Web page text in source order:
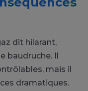
dit hilarant,
baudruche. Il
mais il
dramatiques.